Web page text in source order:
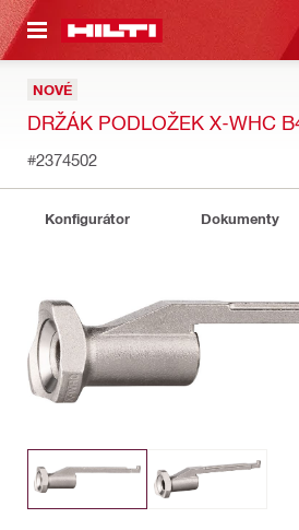
HLAVNÍ OBSAH
NOVÉ
DRŽÁK PODLOŽEK X-WHC
#2374502
Konfigurátor Dokumenty